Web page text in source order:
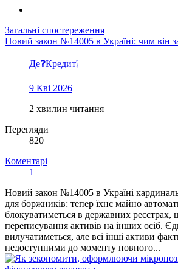
Загальні спостереження
Новий закон №14005 в Україні: чим він
Де❓Кредит❕
9 Кві 2026
2 хвилин читання
Перегляди
820
Коментарі
1
Новий закон №14005 в Україні
для боржників: тепер їхнє майно
блокуватиметься в державних
переписування активів на інших осіб.
вилучатиметься, але всі інші активи
недоступними до моменту повного...